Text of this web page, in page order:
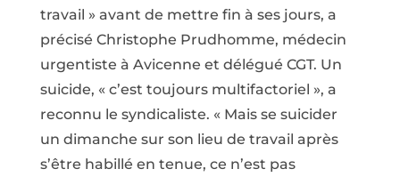
travail » avant de mettre fin à ses jours, a
précisé Christophe Prudhomme, médecin
urgentiste à Avicenne et délégué CGT. Un
suicide, « c’est toujours multifactoriel », a
reconnu le syndicaliste. « Mais se suicider
un dimanche sur son lieu de travail après
s’être habillé en tenue, ce n’est pas